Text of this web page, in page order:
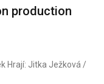
production
Hrají: Jitka Ježková /